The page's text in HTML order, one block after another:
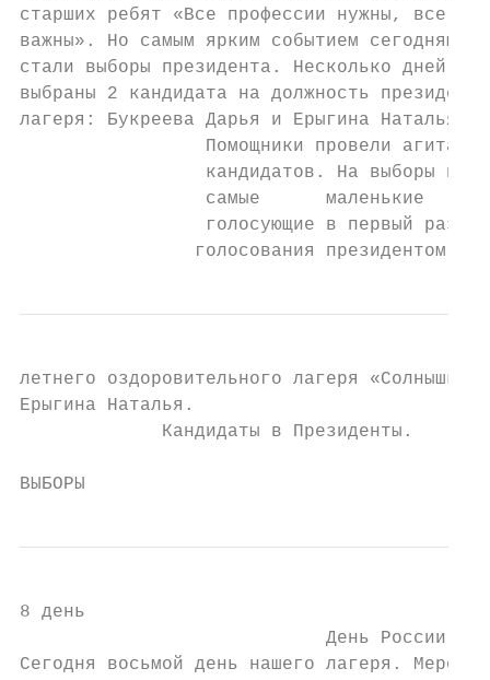
старших ребят «Все профессии нужны, все
важны». Но самым ярким событием
стали выборы президента. Несколько дней
выбраны 2 кандидата на должность президента
лагеря: Букреева Дарья и Ерыгина Наталья.
Помощники провели
кандидатов. На выборы
самые      маленькие
голосующие в первый раз.
                голосования президентом
летнего оздоровительного лагеря «Солнышко»
Ерыгина Наталья.
             Кандидаты в Президенты.
ВЫБОРЫ
8 день
                            День России
Сегодня восьмой день нашего лагеря.